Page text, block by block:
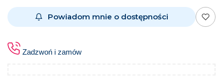
Powiadom mnie o dostępności
Zadzwoń i zamów